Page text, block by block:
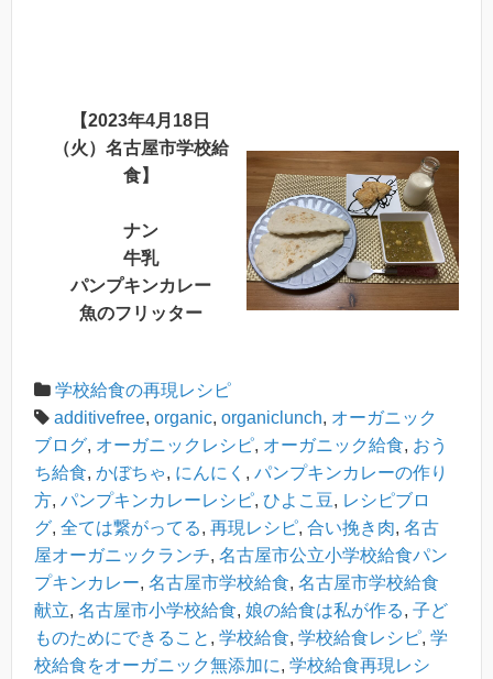
【2023年4月18日
（火）名古屋市学校給
食】
ナン
牛乳
パンプキンカレー
魚のフリッター
学校給食の再現レシピ
additivefree, organic, organiclunch, オーガニック
ブログ, オーガニックレシピ, オーガニック給食, おう
ち給食, かぼちゃ, にんにく , パンプキンカレーの作り
方, パンプキンカレーレシピ, ひよこ豆, レシピブロ
グ, 全ては繋がってる, 再現レシピ, 合い挽き肉, 名古
屋オーガニックランチ, 名古屋市公立小学校給食パン
プキンカレー, 名古屋市学校給食, 名古屋市学校給食
献立, 名古屋市小学校給食, 娘の給食は私が作る, 子ど
ものためにできること , 学校給食, 学校給食レシピ, 学
校給食をオーガニック無添加に, 学校給食再現レシ